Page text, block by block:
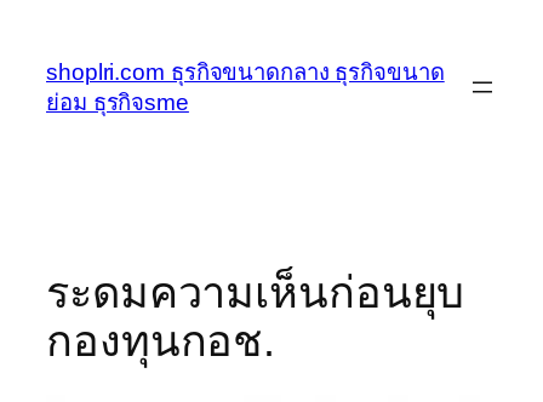
เนื้อหา
shoplri.com ธุรกิจขนาดกลาง ธุรกิจขนาด
ย่อม ธุรกิจsme
ระดมความเห็นก่อนยุบ
กองทุนกอช.